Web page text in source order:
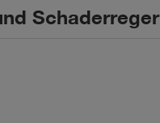
Schaderreger